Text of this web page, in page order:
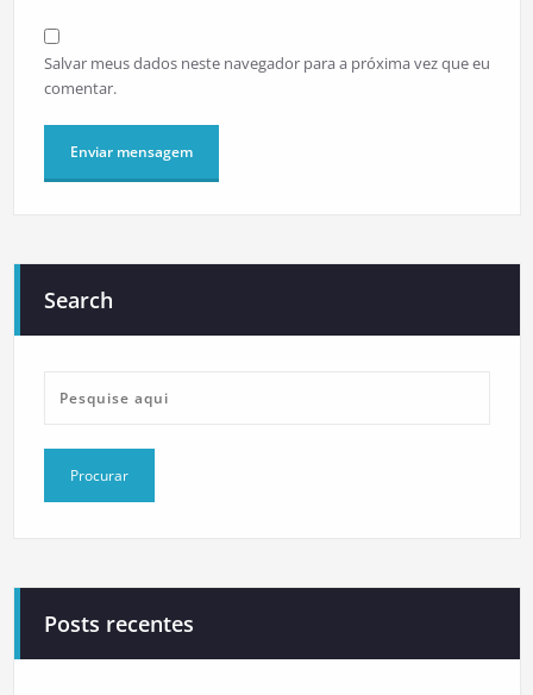
Salvar meus dados neste navegador para a próxima vez que eu
comentar.
Search
Posts recentes